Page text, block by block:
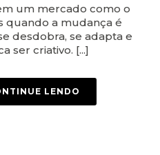
um mercado como o
quando a mudança é
desdobra, se adapta e
ser criativo. [...]
LENDO